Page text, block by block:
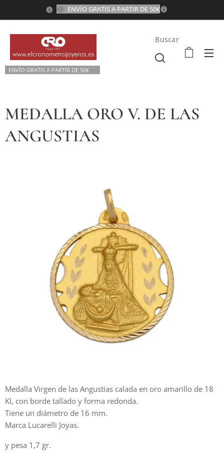
ENVÍO GRATIS A PARTIR DE 50€
ENVÍO GRATIS A PARTIR DE 50€💫
Buscar
MEDALLA ORO V. DE LAS
ANGUSTIAS
Medalla Virgen de las Angustias calada en oro amarillo de 18
Kl, con borde tallado y forma redonda.
Tiene un diámetro de 16 mm.
Marca Lucarelli Joyas.
y pesa 1,7 gr.